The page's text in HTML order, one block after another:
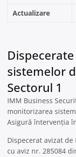
Actualizare
sistemelor
Sectorul 1
IMM Business
monitorizarea
Asigură întervenția
Dispecerat avizat
cu aviz nr. 285084